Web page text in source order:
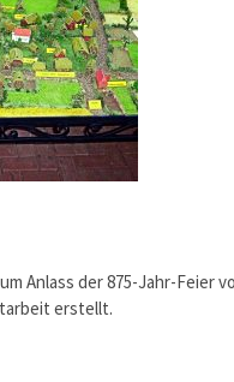
Anlass der 875-Jahr-Feier
erstellt.